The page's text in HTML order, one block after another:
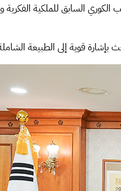
محل المكتب الكوري السابق
قوية إلى الطبيعة